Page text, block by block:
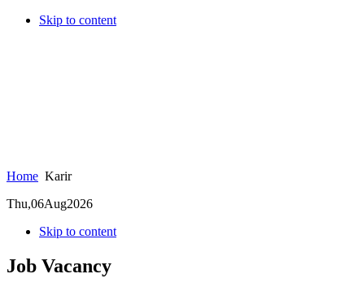
Skip to content
Home Karir
Thu,06Aug2026
Skip to content
Job Vacancy